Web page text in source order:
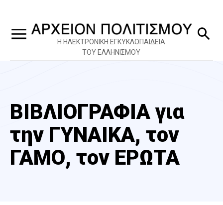
Η ΗΛΕΚΤΡΟΝΙΚΗ ΕΓΚΥΚΛΟΠΑΙΔΕΙΑ
ΤΟΥ ΕΛΛΗΝΙΣΜΟΥ
ΒΙΒΛΙΟΓΡΑΦΙΑ για
την ΓΥΝΑΙΚΑ, τον
ΓΑΜΟ, τον ΕΡΩΤΑ